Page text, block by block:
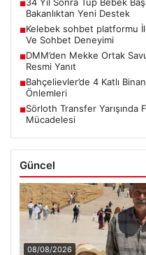
■
Bakanlıktan Yeni Destek
■Kelebek sohbet platformu
Ve Sohbet Deneyimi
■DMM’den Mekke Ortak
Resmi Yanıt
■Bahçelievler’de 4 Katlı
Önlemleri
■Sörloth Transfer Yarışında
Mücadelesi
Güncel
08/08/2026